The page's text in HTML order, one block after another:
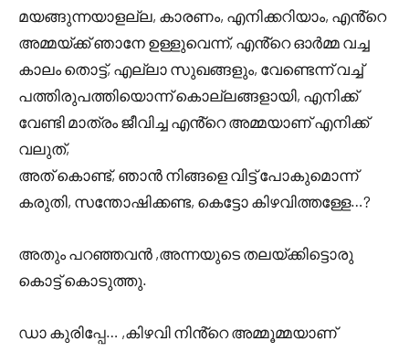
മയങ്ങുന്നയാളല്ല, കാരണം, എനിക്കറിയാം, എൻ്റെ
അമ്മയ്ക്ക് ഞാനേ ഉള്ളുവെന്ന്, എൻ്റെ ഓർമ്മ വച്ച
കാലം തൊട്ട്, എല്ലാ സുഖങ്ങളും, വേണ്ടെന്ന് വച്ച്
പത്തിരുപത്തിയൊന്ന് കൊല്ലങ്ങളായി, എനിക്ക്
വേണ്ടി മാത്രം ജീവിച്ച എൻ്റെ അമ്മയാണ് എനിക്ക്
വലുത്,
അത് കൊണ്ട്, ഞാൻ നിങ്ങളെ വിട്ട് പോകുമൊന്ന്
കരുതി, സന്തോഷിക്കണ്ട, കെട്ടോ കിഴവിത്തള്ളേ…?
അതും പറഞ്ഞവൻ ,അന്നയുടെ തലയ്ക്കിട്ടൊരു
കൊട്ട് കൊടുത്തു.
ഡാ കുരിപ്പേ… ,കിഴവി നിൻ്റെ അമ്മൂമ്മയാണ്